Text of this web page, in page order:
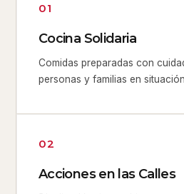
01
Cocina Solidaria
Comidas preparadas con
personas y familias en
02
Acciones en las Calles